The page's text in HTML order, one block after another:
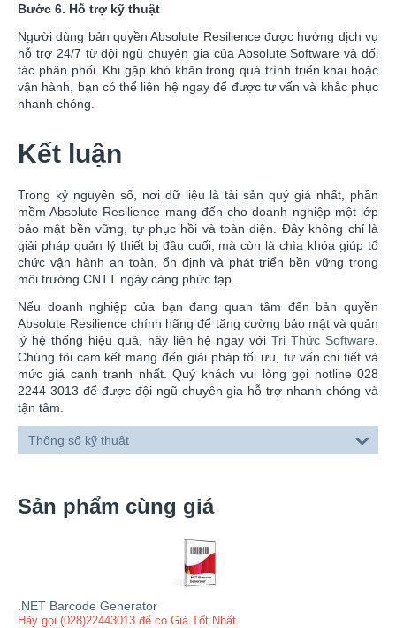
Bước 6. Hỗ trợ kỹ thuật
Người dùng bản quyền Absolute Resilience được hưởng dịch vụ
hỗ trợ 24/7 từ đội ngũ chuyên gia của Absolute Software và đối
tác phân phối. Khi gặp khó khăn trong quá trình triển khai hoặc
vận hành, bạn có thể liên hệ ngay để được tư vấn và khắc phục
nhanh chóng.
Kết luận
Trong kỷ nguyên số, nơi dữ liệu là tài sản quý giá nhất, phần
mềm Absolute Resilience mang đến cho doanh nghiệp một lớp
bảo mật bền vững, tự phục hồi và toàn diện. Đây không chỉ là
giải pháp quản lý thiết bị đầu cuối, mà còn là chìa khóa giúp tổ
chức vận hành an toàn, ổn định và phát triển bền vững trong
môi trường CNTT ngày càng phức tạp.
Nếu doanh nghiệp của bạn đang quan tâm đến bản quyền
Absolute Resilience chính hãng để tăng cường bảo mật và quản
lý hệ thống hiệu quả, hãy liên hệ ngay vớiTri Thức Software
Chúng tôi cam kết mang đến giải pháp tối ưu, tư vấn chi tiết và
mức giá cạnh tranh nhất. Quý khách vui lòng gọi hotline 028
2244 3013 để được đội ngũ chuyên gia hỗ trợ nhanh chóng và
tận tâm.
Thông số kỹ thuật
Sản phẩm cùng giá
.NET Barcode Generator
Hãy gọi (028)22443013 để có Giá Tốt Nhất